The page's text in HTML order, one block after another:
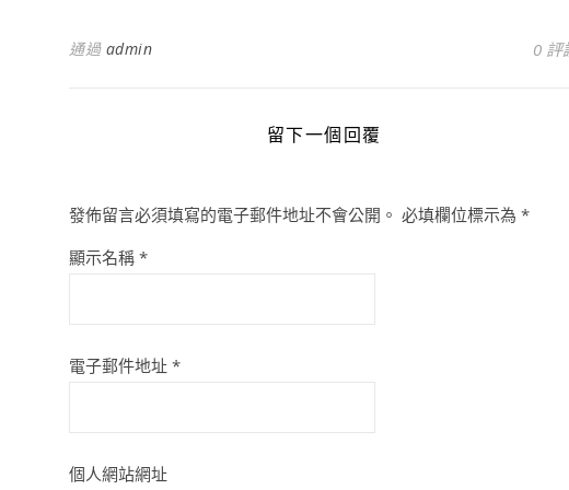
通過 admin 0 評
留下一個回覆
發佈留言必須填寫的電子郵件地址不會公開。 必填欄位標示為 *
顯示名稱 *
電子郵件地址 *
個人網站網址